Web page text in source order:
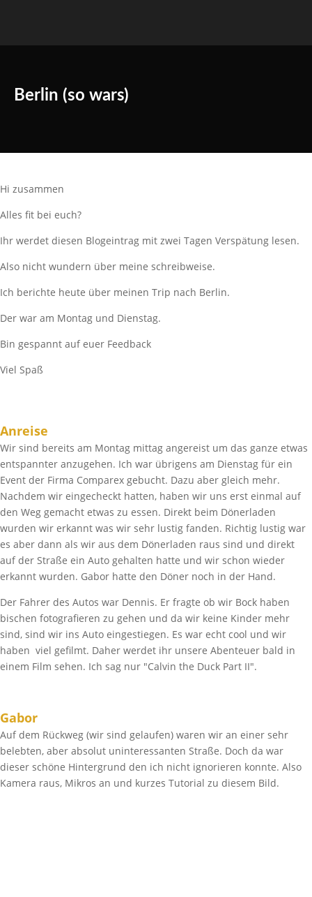
Berlin (so wars)
Hi zusammen
Alles fit bei euch?
Ihr werdet diesen Blogeintrag mit zwei Tagen Verspätung lesen.
Also nicht wundern über meine schreibweise.
Ich berichte heute über meinen Trip nach Berlin.
Der war am Montag und Dienstag.
Bin gespannt auf euer Feedback
Viel Spaß
Anreise
Wir sind bereits am Montag mittag angereist um das ganze etwas
entspannter anzugehen. Ich war übrigens am Dienstag für ein
Event der Firma Comparex gebucht. Dazu aber gleich mehr.
Nachdem wir eingecheckt hatten, haben wir uns erst einmal auf
den Weg gemacht etwas zu essen. Direkt beim Dönerladen
wurden wir erkannt was wir sehr lustig fanden. Richtig lustig war
es aber dann als wir aus dem Dönerladen raus sind und direkt
auf der Straße ein Auto gehalten hatte und wir schon wieder
erkannt wurden. Gabor hatte den Döner noch in der Hand.
Der Fahrer des Autos war Dennis. Er fragte ob wir Bock haben
bischen fotografieren zu gehen und da wir keine Kinder mehr
sind, sind wir ins Auto eingestiegen. Es war echt cool und wir
haben viel gefilmt. Daher werdet ihr unsere Abenteuer bald in
einem Film sehen. Ich sag nur "Calvin the Duck Part II".
Gabor
Auf dem Rückweg (wir sind gelaufen) waren wir an einer sehr
belebten, aber absolut uninteressanten Straße. Doch da war
dieser schöne Hintergrund den ich nicht ignorieren konnte. Also
Kamera raus, Mikros an und kurzes Tutorial zu diesem Bild.